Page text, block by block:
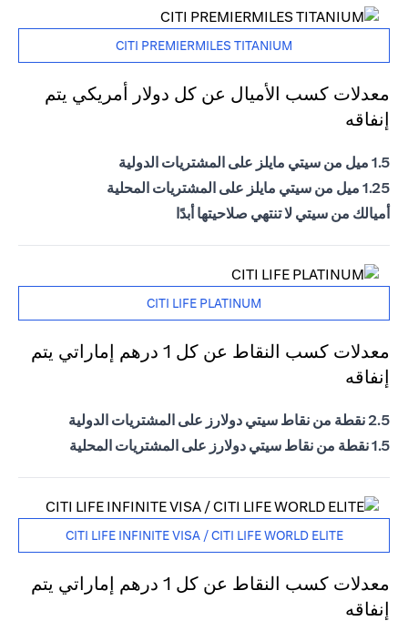
CITI PREMIERMILES TITANIUM
معدلات كسب الأميال عن كل دولار أمريكي يتم
إنفاقه
1.5 ميل من سيتي مايلز على المشتريات الدولية
1.25 ميل من سيتي مايلز على المشتريات المحلية
أميالك من سيتي لا تنتهي صلاحيتها أبدًا
CITI LIFE PLATINUM
معدلات كسب النقاط عن كل 1 درهم إماراتي يتم
إنفاقه
2.5 نقطة من نقاط سيتي دولارز على المشتريات الدولية
1.5 نقطة من نقاط سيتي دولارز على المشتريات المحلية
CITI LIFE INFINITE VISA / CITI LIFE WORLD ELITE
معدلات كسب النقاط عن كل 1 درهم إماراتي يتم
إنفاقه